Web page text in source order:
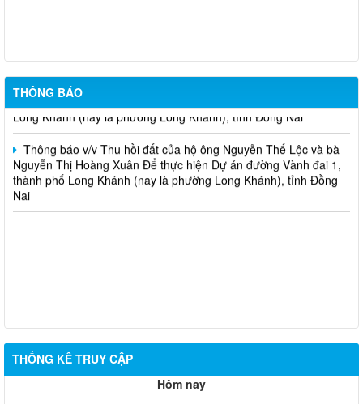
THÔNG BÁO
Thông báo v/v Thu hồi đất của hộ ông Nguyễn Thọ Thanh và
bà Lưu Thị Trí Để thực hiện Dự án đường Vành đai 1, thành phố
Long Khánh (nay là phường Long Khánh), tỉnh Đồng Nai
Thông báo v/v Thu hồi đất của hộ ông Nguyễn Thế Lộc và bà
Nguyễn Thị Hoàng Xuân Để thực hiện Dự án đường Vành đai 1,
thành phố Long Khánh (nay là phường Long Khánh), tỉnh Đồng
Nai
THỐNG KÊ TRUY CẬP
Hôm nay